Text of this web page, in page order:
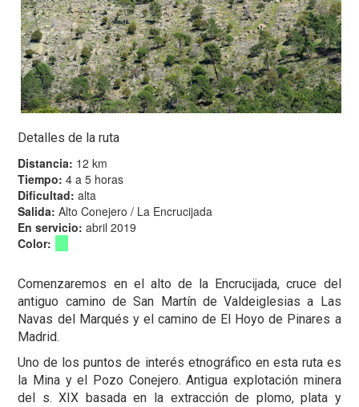
Detalles de la ruta
Distancia: 12 km
Tiempo: 4 a 5 horas
Dificultad: alta
Salida: Alto Conejero / La Encrucijada
En servicio: abril 2019
Color:
Comenzaremos en el alto de la Encrucijada, cruce del
antiguo camino de San Martín de Valdeiglesias a Las
Navas del Marqués y el camino de El Hoyo de Pinares a
Madrid.
Uno de los puntos de interés etnográfico en esta ruta es
la Mina y el Pozo Conejero. Antigua explotación minera
del s. XIX basada en la extracción de plomo, plata y